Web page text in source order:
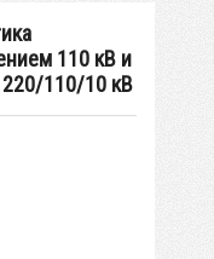
110 кВ и
220/110/10 кВ